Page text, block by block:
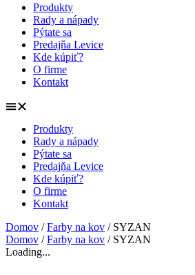
Produkty
Rady a nápady
Pýtate sa
Predajňa Levice
Kde kúpiť?
O firme
Kontakt
Produkty
Rady a nápady
Pýtate sa
Predajňa Levice
Kde kúpiť?
O firme
Kontakt
Domov /Farby na kov / SYZAN
Domov /Farby na kov / SYZAN
Loading...